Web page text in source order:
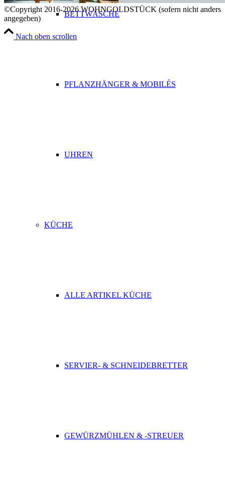
BETTWÄSCHE
PFLANZHÄNGER & MOBILÉS
UHREN
KÜCHE
ALLE ARTIKEL KÜCHE
SERVIER- & SCHNEIDEBRETTER
GEWÜRZMÜHLEN & -STREUER
©Copyright 2016-2026 WOHNGOLDSTÜCK (sofern nicht anders
angegeben)
Nach oben scrollen